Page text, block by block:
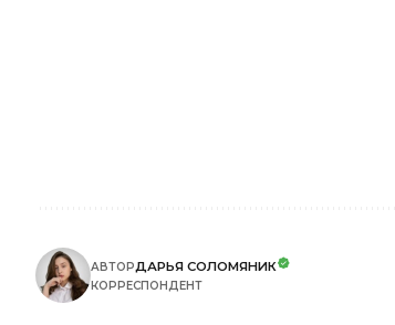
АВТОРДАРЬЯ СОЛОМЯНИК
КОРРЕСПОНДЕНТ